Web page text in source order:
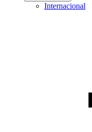
Internacional